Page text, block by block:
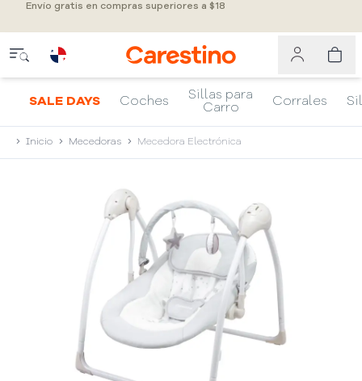
Envío gratis en compras superiores a $18
SALE DAYS Coches
Sillas para
Carro
Corrales
Inicio Mecedoras Mecedora Electrónica